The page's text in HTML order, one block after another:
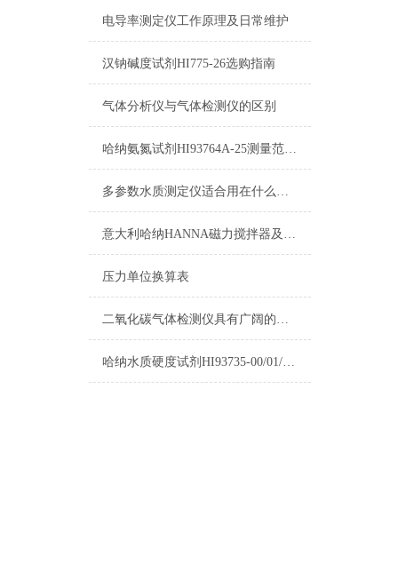
电导率测定仪工作原理及日常维护
汉钠碱度试剂HI775-26选购指南
气体分析仪与气体检测仪的区别
哈纳氨氮试剂HI93764A-25测量范围及操作指南
多参数水质测定仪适合用在什么场合？
意大利哈纳HANNA磁力搅拌器及其它产品清单
压力单位换算表
二氧化碳气体检测仪具有广阔的应用市场
哈纳水质硬度试剂HI93735-00/01/02选购指南